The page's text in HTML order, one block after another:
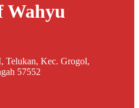
Telukan, Kec. Grogol,
57552